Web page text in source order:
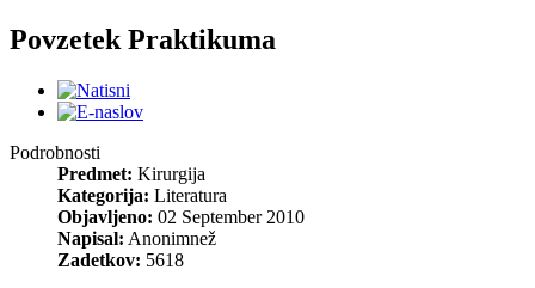
Povzetek Praktikuma
Podrobnosti
Predmet: Kirurgija
Kategorija: Literatura
Objavljeno: 02 September 2010
Napisal: Anonimnež
Zadetkov: 5618